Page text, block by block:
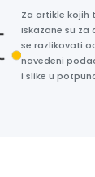
Za artikle kojih
iskazane su za
se razlikovati
navedeni
i slike u